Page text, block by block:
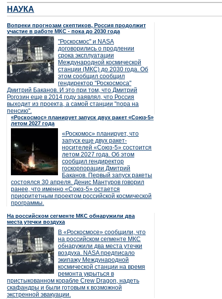
НАУКА
Вопреки прогнозам скептиков, Россия продолжит
участие в работе МКС - пока до 2030 года
"Роскосмос" и NASA
договорились о продлении
срока эксплуатации
Международной космической
станции (МКС) до 2030 года. Об
этом сообщил сообщил
гендиректор "Роскосмоса"
Дмитрий Баканов. И это при том, что Дмитрий
Рогозин еще в 2014 году заявлял, что Россия
выходит из проекта, а самой станции "пора на
пенсию".
«Роскосмос» планирует запуск двух ракет «Союз-5»
летом 2027 года
«Роскомос» планирует, что
запуск еще двух ракет-
носителей «Союз-5» состоится
летом 2027 года. Об этом
сообщил гендиректор
госкорпорации Дмитрий
Баканов. Первый запуск ракеты
состоялся 30 апреля. Денис Мантуров говорил
ранее, что именно «Союз-5» остается
приоритетным проектом российской космической
программы.
На российском сегменте МКС обнаружили два
места утечки воздуха
В «Роскосмосе» сообщили, что
на российском сегменте МКС
обнаружили два места утечки
воздуха. NASA предписало
экипажу Международной
космической станции на время
ремонта укрыться в
пристыкованном корабле Crew Dragon, надеть
скафандры и были готовым к возможной
экстренной эвакуации.